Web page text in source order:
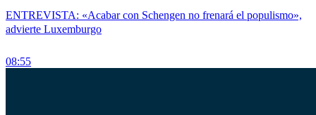
ENTREVISTA: «Acabar con Schengen no frenará el populismo»,
advierte Luxemburgo
08:55